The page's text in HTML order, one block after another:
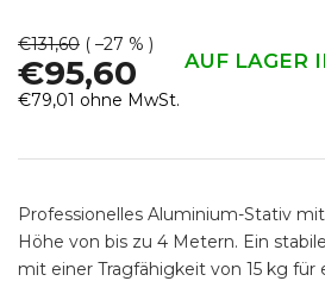
€131,60 ( –27 % )
€95,60 AUF LAGER
€79,01 ohne MwSt.
Professionelles Aluminium-Stativ
Höhe von bis zu 4 Metern. Ein
mit einer Tragfähigkeit von 15 kg für